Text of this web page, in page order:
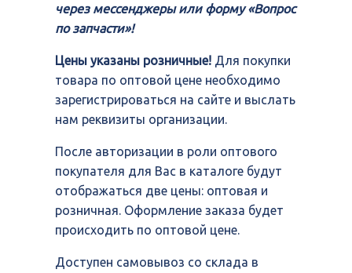
через мессенджеры или форму «Вопрос
по запчасти»!
Цены указаны розничные! Для покупки
товара по оптовой цене необходимо
зарегистрироваться на сайте и выслать
нам реквизиты организации.
После авторизации в роли оптового
покупателя для Вас в каталоге будут
отображаться две цены: оптовая и
розничная. Оформление заказа будет
происходить по оптовой цене.
Доступен самовывоз со склада в